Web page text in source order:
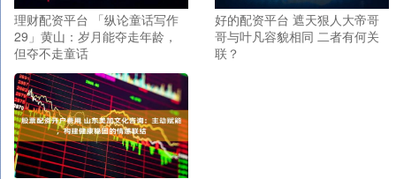
理财配资平台 「纵论童话写作
29」黄山：岁月能夺走年龄，
但夺不走童话
好的配资平台 遮天狠人大帝哥
哥与叶凡容貌相同 二者有何关
联？